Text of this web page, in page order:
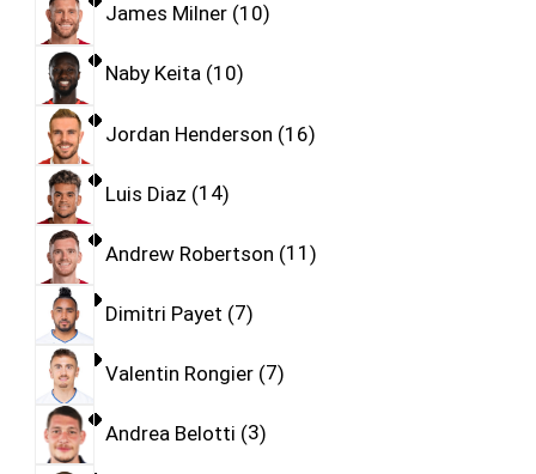
James Milner 10
Naby Keita 10
Jordan Henderson 16
Luis Diaz 14
Andrew Robertson 11
Dimitri Payet 7
Valentin Rongier 7
Andrea Belotti 3